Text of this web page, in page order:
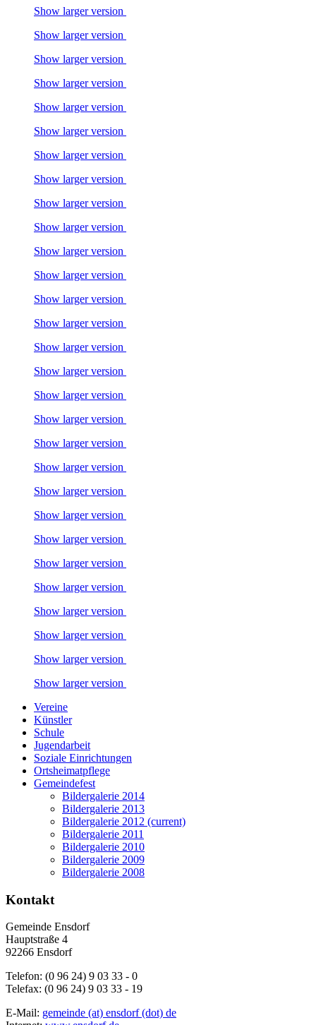
Show larger version
Show larger version
Show larger version
Show larger version
Show larger version
Show larger version
Show larger version
Show larger version
Show larger version
Show larger version
Show larger version
Show larger version
Show larger version
Show larger version
Show larger version
Show larger version
Show larger version
Show larger version
Show larger version
Show larger version
Show larger version
Show larger version
Show larger version
Show larger version
Show larger version
Show larger version
Show larger version
Show larger version
Show larger version
Vereine
Künstler
Schule
Jugendarbeit
Soziale Einrichtungen
Ortsheimatpflege
Gemeindefest
Bildergalerie 2014
Bildergalerie 2013
Bildergalerie 2012 (current)
Bildergalerie 2011
Bildergalerie 2010
Bildergalerie 2009
Bildergalerie 2008
Kontakt
Gemeinde Ensdorf
Hauptstraße 4
92266 Ensdorf
Telefon: (0 96 24) 9 03 33 - 0
Telefax: (0 96 24) 9 03 33 - 19
E-Mail: gemeinde (at) ensdorf (dot) de